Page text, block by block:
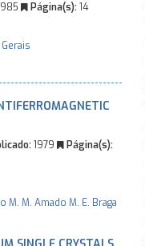
Página(s):14
1979
Página(s):
M. M. Amado M. E. Braga